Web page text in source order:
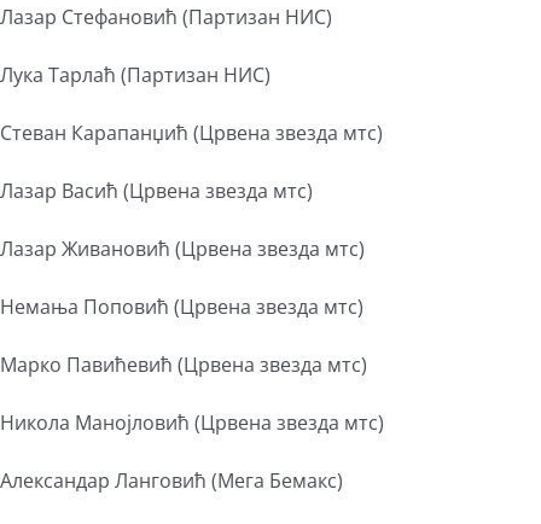
Лазар Стефановић (Партизан НИС)
Лука Тарлаћ (Партизан НИС)
Стеван Карапанџић (Црвена звезда мтс)
Лазар Васић (Црвена звезда мтс)
Лазар Живановић (Црвена звезда мтс)
Немања Поповић (Црвена звезда мтс)
Марко Павићевић (Црвена звезда мтс)
Никола Манојловић (Црвена звезда мтс)
Александар Ланговић (Мега Бемакс)